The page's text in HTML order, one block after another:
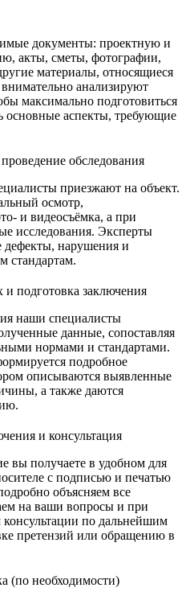
документы: проектную и
акты, сметы, фотографии,
материалы, относящиеся
анализируют
максимально подготовиться
основные аспекты, требующие
обследования
приезжают на объект.
осмотр,
и видеосъёмка, а при
исследования. Эксперты
нарушения и
стандартам.
подготовка заключения
наши специалисты
данные, сопоставляя
нормами и стандартами.
подробное
описываются выявленные
а также даются
и консультация
вы получаете в удобном для
с подписью и печатью
объясняем все
на ваши вопросы и при
консультации по дальнейшим
претензий или обращению в
(по необходимости)